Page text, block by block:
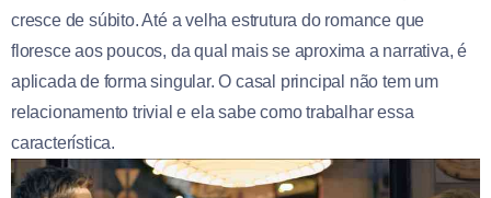
cresce de súbito. Até a velha estrutura do romance que
floresce aos poucos, da qual mais se aproxima a narrativa, é
aplicada de forma singular. O casal principal não tem um
relacionamento trivial e ela sabe como trabalhar essa
característica.